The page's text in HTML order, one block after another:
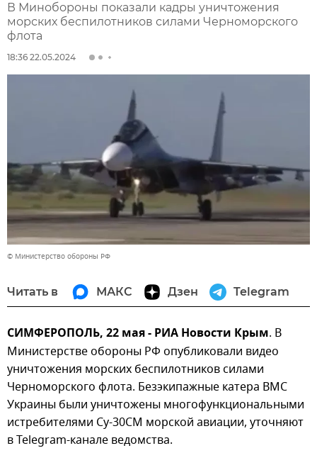
В Минобороны показали кадры уничтожения
морских беспилотников силами Черноморского
флота
18:36 22.05.2024
© Министерство обороны РФ
Читать в МАКС Дзен Telegram
СИМФЕРОПОЛЬ, 22 мая - РИА Новости Крым. В
Министерстве обороны РФ опубликовали видео
уничтожения морских беспилотников силами
Черноморского флота. Безэкипажные катера ВМС
Украины были уничтожены многофункциональными
истребителями Су-30СМ морской авиации, уточняют
в Telegram-канале ведомства.